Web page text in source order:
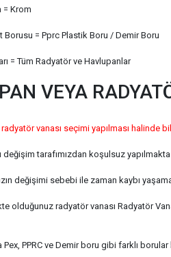
= Krom
Borusu = Pprc Plastik Boru / Demir Boru
= Tüm Radyatör ve Havlupanlar
VEYA
radyatör vanası seçimi yapılması
değişim tarafımızdan koşulsuz
değişimi sebebi ile zaman kaybı
olduğunuz radyatör vanası Radyatör
Pex, PPRC ve Demir boru gibi farklı borular